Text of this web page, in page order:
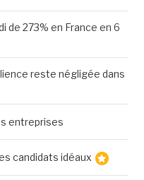
de 273% en France en 6
reste négligée dans
entreprises
candidats idéaux